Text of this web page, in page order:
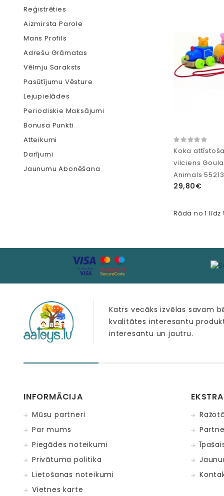
Reģistrēties
Aizmirsta Parole
Mans Profils
Adrešu Grāmatas
Vēlmju Saraksts
Pasūtījumu Vēsture
Lejupielādes
Periodiskie Maksājumi
Bonusa Punkti
Atteikumi
Darījumi
Jaunumu Abonēšana
Koka
vilciens
Animals 55213
29,80€
Rāda no 1 līdz
Katrs vecāks izvēlas savam
kvalitātes interesantu
interesantu un jautru.
INFORMĀCIJA
Mūsu partneri
Par mums
Piegādes noteikumi
Privātuma politika
Lietošanas noteikumi
Vietnes karte